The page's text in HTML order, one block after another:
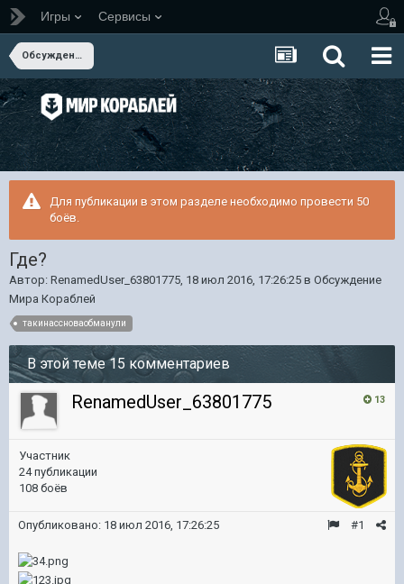
Игры Сервисы
Обсуждение Мира Кораблей
Для публикации в этом разделе необходимо провести 50
боёв.
Где?
Автор: RenamedUser_63801775, 18 июл 2016, 17:26:25 в Обсуждение
Мира Кораблей
такинассноваобманули
В этой теме 15 комментариев
13
RenamedUser_63801775
Участник
24 публикации
108 боёв
#1
Опубликовано: 18 июл 2016, 17:26:25